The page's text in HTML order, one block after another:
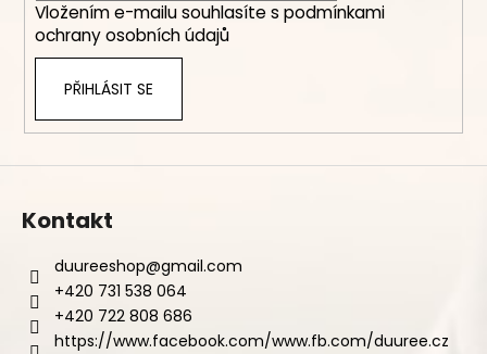
Vložením e-mailu souhlasíte s podmínkami
ochrany osobních údajů
PŘIHLÁSIT SE
Kontakt
duureeshop@gmail.com
+420 731 538 064
+420 722 808 686
https://www.facebook.com/www.fb.com/duuree.cz